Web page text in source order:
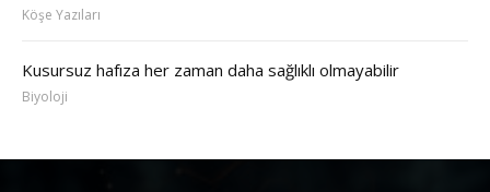
Köşe Yazıları
Kusursuz hafıza her zaman daha sağlıklı olmayabilir
Biyoloji